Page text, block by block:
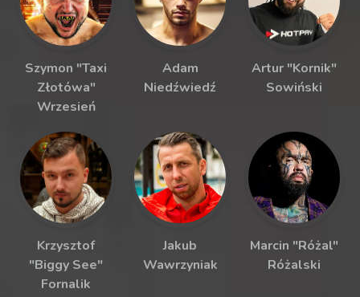
Szymon "Taxi
Złotówa"
Wrzesień
Adam
Niedźwiedź
Artur "Kornik"
Sowiński
Krzysztof
"Biggy See"
Fornalik
Jakub
Wawrzyniak
Marcin "Różal"
Różalski